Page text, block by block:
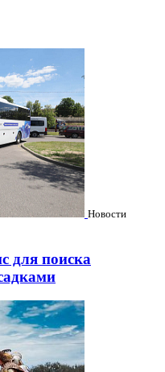
Новости
для поиска